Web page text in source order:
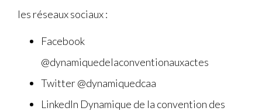
les réseaux sociaux :
Facebook
@dynamiquedelaconventionauxactes
Twitter @dynamiquedcaa
LinkedIn Dynamique de la convention des